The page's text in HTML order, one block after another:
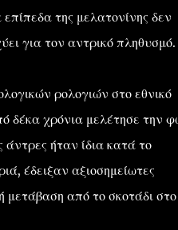
της μελατονίνης δεν
για τον αντρικό πληθυσμό.
ρολογιών στο εθνικό
χρόνια μελέτησε την
άντρες ήταν ίδια κατά το
έδειξαν αξιοσημείωτες
μετάβαση από το σκοτάδι στο